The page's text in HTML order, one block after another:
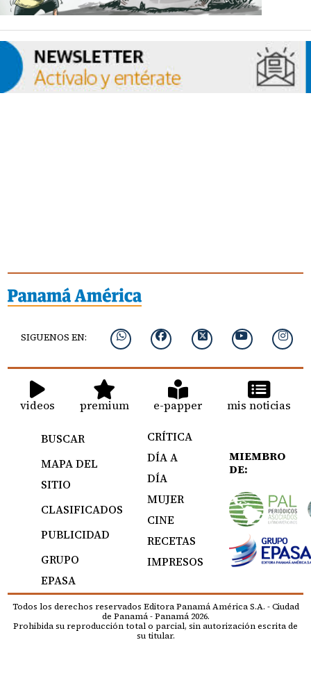
SIGUENOS EN:
videos premium e-papper mis noticias
BUSCAR
MAPA DEL
SITIO
CLASIFICADOS
PUBLICIDAD
GRUPO
EPASA
CRÍTICA
DÍA A
DÍA
MUJER
CINE
RECETAS
IMPRESOS
MIEMBRO
DE:
Todos los derechos reservados Editora Panamá América S.A. - Ciudad
de Panamá - Panamá 2026.
Prohibida su reproducción total o parcial, sin autorización escrita de
su titular.